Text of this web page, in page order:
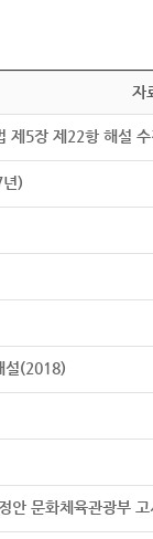
자
제5장 제22항 해설
)
설(2018)
안 문화체육관광부